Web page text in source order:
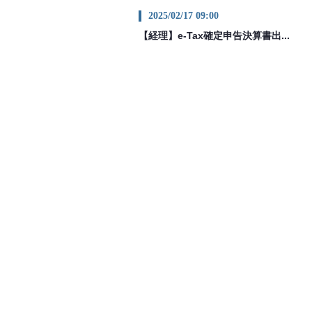
2025/02/17 09:00
【経理】e-Tax確定申告決算書出...